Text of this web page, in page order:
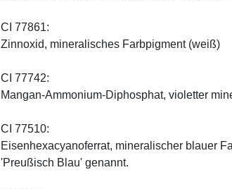
CI 77861:
Zinnoxid, mineralisches Farbpigment (weiß)
CI 77742:
Mangan-Ammonium-Diphosphat, violetter
CI 77510:
Eisenhexacyanoferrat, mineralischer blauer
'Preußisch Blau' genannt.